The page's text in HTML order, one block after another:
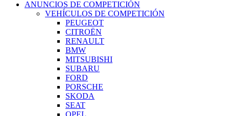
ANUNCIOS DE COMPETICIÓN
VEHÍCULOS DE COMPETICIÓN
PEUGEOT
CITROËN
RENAULT
BMW
MITSUBISHI
SUBARU
FORD
PORSCHE
SKODA
SEAT
OPEL